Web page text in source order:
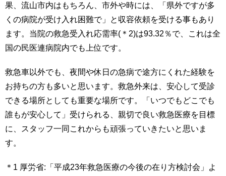
果、流山市内はもちろん、市外や時には、「県外ですが多
くの病院が受け入れ困難で」と収容依頼を受ける事もあり
ます。当院の救急受入れ応需率(＊2)は93.32％で、これは全
国の民医連病院内でも上位です。
救急車以外でも、夜間や休日の急病で途方にくれた経験を
お持ちの方も多いと思います。救急外来は、安心して受診
できる場所としても重要な場所です。「いつでもどこでも
誰もが安心して」受けられる、親切で良い救急医療を目標
に、スタッフ一同これからも頑張っていきたいと思いま
す。
＊1 厚労省:「平成23年救急医療の今後の在り方検討会」よ